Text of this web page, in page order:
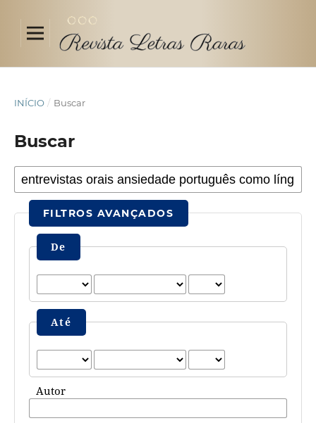
INÍCIO / Buscar
Buscar
FILTROS AVANÇADOS
De
Até
Autor